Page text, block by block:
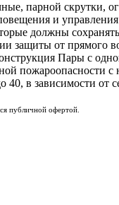
парной скрутки,
и
должны сохранять
от прямого
Пары с
пожароопасности
40, в зависимости от
публичной офертой.